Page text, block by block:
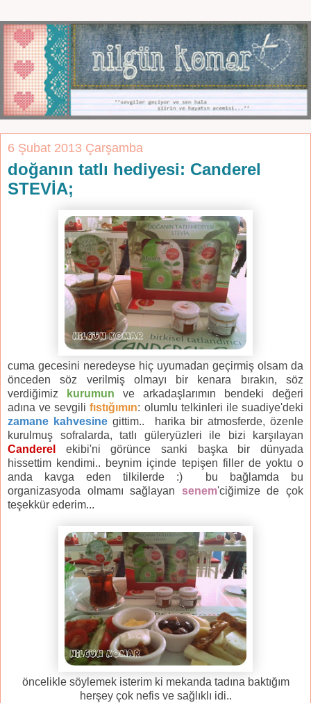
6 Şubat 2013 Çarşamba
doğanın tatlı hediyesi: Canderel
STEVİA;
cuma gecesini neredeyse hiç uyumadan geçirmiş olsam da
önceden söz verilmiş olmayı bir kenara bırakın, söz
verdiğimiz
kurumun ve arkadaşlarımın bendeki değeri
adına ve sevgilifıstığımın: olumlu telkinleri ile suadiye'deki
zamane kahvesine gittim.. harika bir atmosferde, özenle
kurulmuş sofralarda, tatlı güleryüzleri ile bizi karşılayan
Canderel
ekibi'ni görünce sanki başka bir dünyada
hissettim kendimi.. beynim içinde tepişen filler de yoktu o
anda kavga eden tilkilerde :) bu bağlamda bu
organizasyoda olmamı sağlayan senem'ciğimize de çok
teşekkür ederim...
öncelikle söylemek isterim ki mekanda tadına baktığım
herşey çok nefis ve sağlıklı idi..